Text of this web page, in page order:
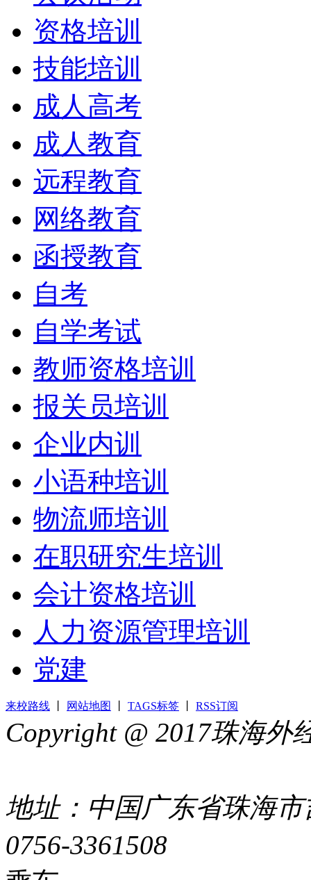
资格培训
技能培训
成人高考
成人教育
远程教育
网络教育
函授教育
自考
自学考试
教师资格培训
报关员培训
企业内训
小语种培训
物流师培训
在职研究生培训
会计资格培训
人力资源管理培训
党建
来校路线 网站地图 TAGS标签 RSS订阅
Copyright @ 2017珠海
地址：中国广东省珠海
0756-3361508